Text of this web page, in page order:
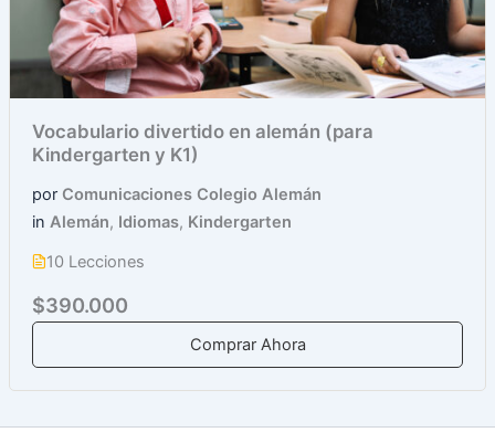
Vocabulario divertido en alemán (para
Kindergarten y K1)
por Comunicaciones Colegio Alemán
in Alemán, Idiomas, Kindergarten
10 Lecciones
$390.000
Comprar Ahora